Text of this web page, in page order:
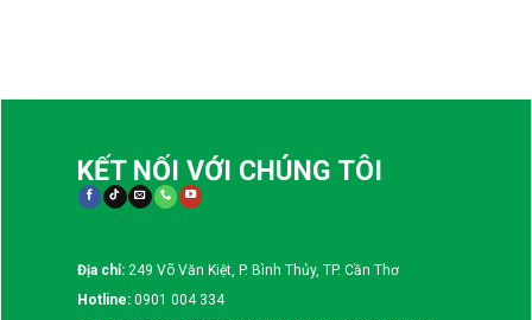
KẾT NỐI VỚI CHÚNG TÔI
Địa chỉ: 249 Võ Văn Kiệt, P. Bình Thủy, TP. Cần Thơ
Hotline: 0901 004 334